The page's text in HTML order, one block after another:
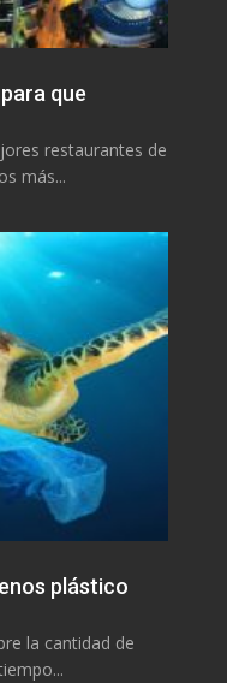
que
restaurantes de
más...
plástico
la cantidad de